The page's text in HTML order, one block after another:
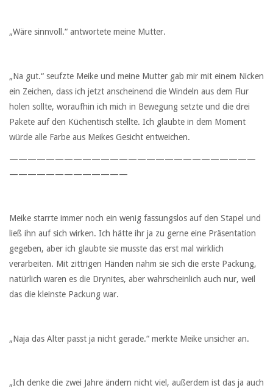
„Wäre sinnvoll.“ antwortete meine Mutter.
„Na gut.“ seufzte Meike und meine Mutter gab mir mit einem Nicken
ein Zeichen, dass ich jetzt anscheinend die Windeln aus dem Flur
holen sollte, woraufhin ich mich in Bewegung setzte und die drei
Pakete auf den Küchentisch stellte. Ich glaubte in dem Moment
würde alle Farbe aus Meikes Gesicht entweichen.
———————————————————————————
—————————————
Meike starrte immer noch ein wenig fassungslos auf den Stapel und
ließ ihn auf sich wirken. Ich hätte ihr ja zu gerne eine Präsentation
gegeben, aber ich glaubte sie musste das erst mal wirklich
verarbeiten. Mit zittrigen Händen nahm sie sich die erste Packung,
natürlich waren es die Drynites, aber wahrscheinlich auch nur, weil
das die kleinste Packung war.
„Naja das Alter passt ja nicht gerade.“ merkte Meike unsicher an.
„Ich denke die zwei Jahre ändern nicht viel, außerdem ist das ja auch